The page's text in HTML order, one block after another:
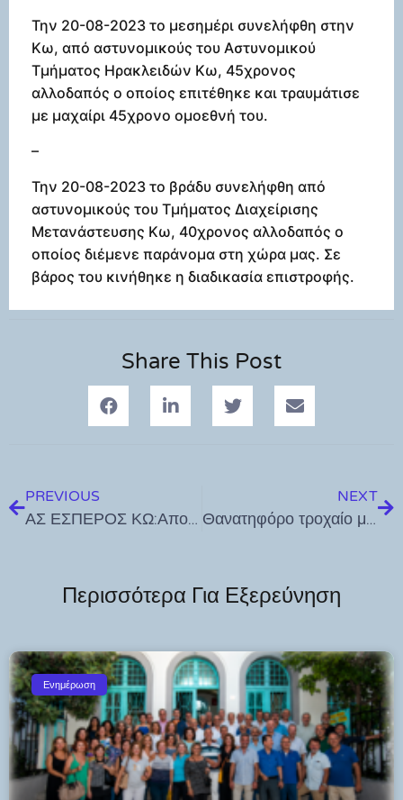
Την 20-08-2023 το μεσημέρι συνελήφθη στην
Κω, από αστυνομικούς του Αστυνομικού
Τμήματος Ηρακλειδών Κω, 45χρονος
αλλοδαπός ο οποίος επιτέθηκε και τραυμάτισε
με μαχαίρι 45χρονο ομοεθνή του.
–
Την 20-08-2023 το βράδυ συνελήφθη από
αστυνομικούς του Τμήματος Διαχείρισης
Μετανάστευσης Κω, 40χρονος αλλοδαπός ο
οποίος διέμενε παράνομα στη χώρα μας. Σε
βάρος του κινήθηκε η διαδικασία επιστροφής.
Share This Post
PREVIOUS
ΑΣ ΕΣΠΕΡΟΣ ΚΩ:Απο σήμερα στα γραφεία του Συλλόγου μας, ξεκινούν οι εγγραφές για παιδιά από 5 έως 18 χρονών.
NEXT
Θανατηφόρο τροχαίο με γουρούνα στις “Πόρτες”
Περισσότερα Για Εξερεύνηση
Ενημέρωση